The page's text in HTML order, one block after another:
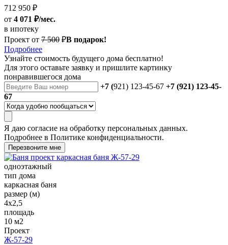
712 950 ₽
от 4 071 ₽/мес.
в ипотеку
Проект от 7 500 ₽В подарок!
Подробнее
Узнайте стоимость будущего дома бесплатно!
Для этого оставьте заявку и пришлите картинку
понравившегося дома
+7 (921) 123-45-67 +7 (921) 123-45-
67
Я даю согласие на обработку персональных данных.
Подробнее в Политике конфиденциальности.
Перезвоните мне
одноэтажный
тип дома
каркасная баня
размер (м)
4x2,5
площадь
10 м2
Проект
Ж-57-29